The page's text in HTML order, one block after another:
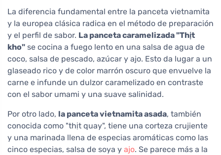
La diferencia fundamental entre la panceta vietnamita
y la europea clásica radica en el método de preparación
y el perfil de sabor. La panceta caramelizada "Thịt
kho" se cocina a fuego lento en una salsa de agua de
coco, salsa de pescado, azúcar y ajo. Esto da lugar a un
glaseado rico y de color marrón oscuro que envuelve la
carne e infunde un dulzor caramelizado en contraste
con el sabor umami y una suave salinidad.
Por otro lado, la panceta vietnamita asada, también
conocida como "thịt quay", tiene una corteza crujiente
y una marinada llena de especias aromáticas como las
cinco especias, salsa de soya y ajo. Se parece más a la